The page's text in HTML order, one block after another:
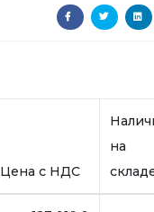
Цена с НДС
на